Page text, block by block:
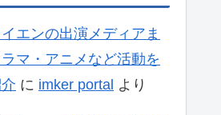
エンの出演メディアま
マ・アニメなど活動を
に imker portal より